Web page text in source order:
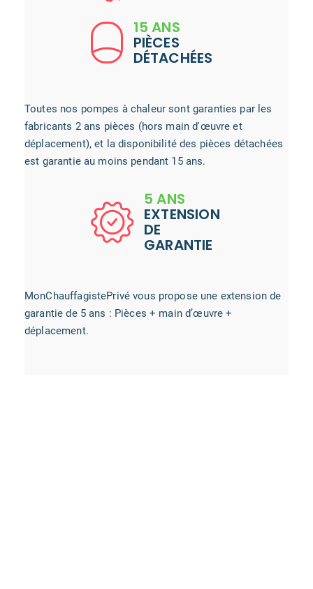
15 ANS
PIÈCES
DÉTACHÉES
Toutes nos pompes à chaleur sont garanties par les
fabricants 2 ans pièces (hors main d'œuvre et
déplacement), et la disponibilité des pièces détachées
est garantie au moins pendant 15 ans.
5 ANS
EXTENSION
DE
GARANTIE
MonChauffagistePrivé vous propose une extension de
garantie de 5 ans : Pièces + main d’œuvre +
déplacement.